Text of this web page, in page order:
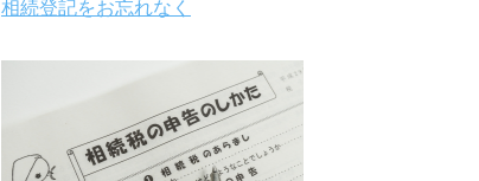
相続登記をお忘れなく